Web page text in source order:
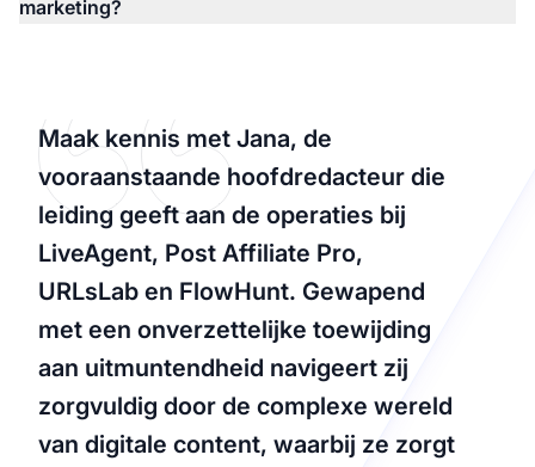
marketing?
Maak kennis met Jana, de
vooraanstaande hoofdredacteur die
leiding geeft aan de operaties bij
LiveAgent, Post Affiliate Pro,
URLsLab en FlowHunt. Gewapend
met een onverzettelijke toewijding
aan uitmuntendheid navigeert zij
zorgvuldig door de complexe wereld
van digitale content, waarbij ze zorgt